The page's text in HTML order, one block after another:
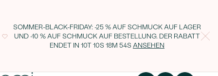
SOMMER-BLACK-FRIDAY: -25 % AUF SCHMUCK AUF LAGER
UND -10 % AUF SCHMUCK AUF BESTELLUNG. DER RABATT
ENDET IN 10T 10S 18M 53SANSEHEN